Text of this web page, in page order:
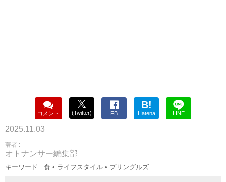
コメント (Twitter) FB
B!
Hatena LINE
2025.11.03
著者 :
オトナンサー編集部
キーワード : 食 • ライフスタイル • プリングルズ